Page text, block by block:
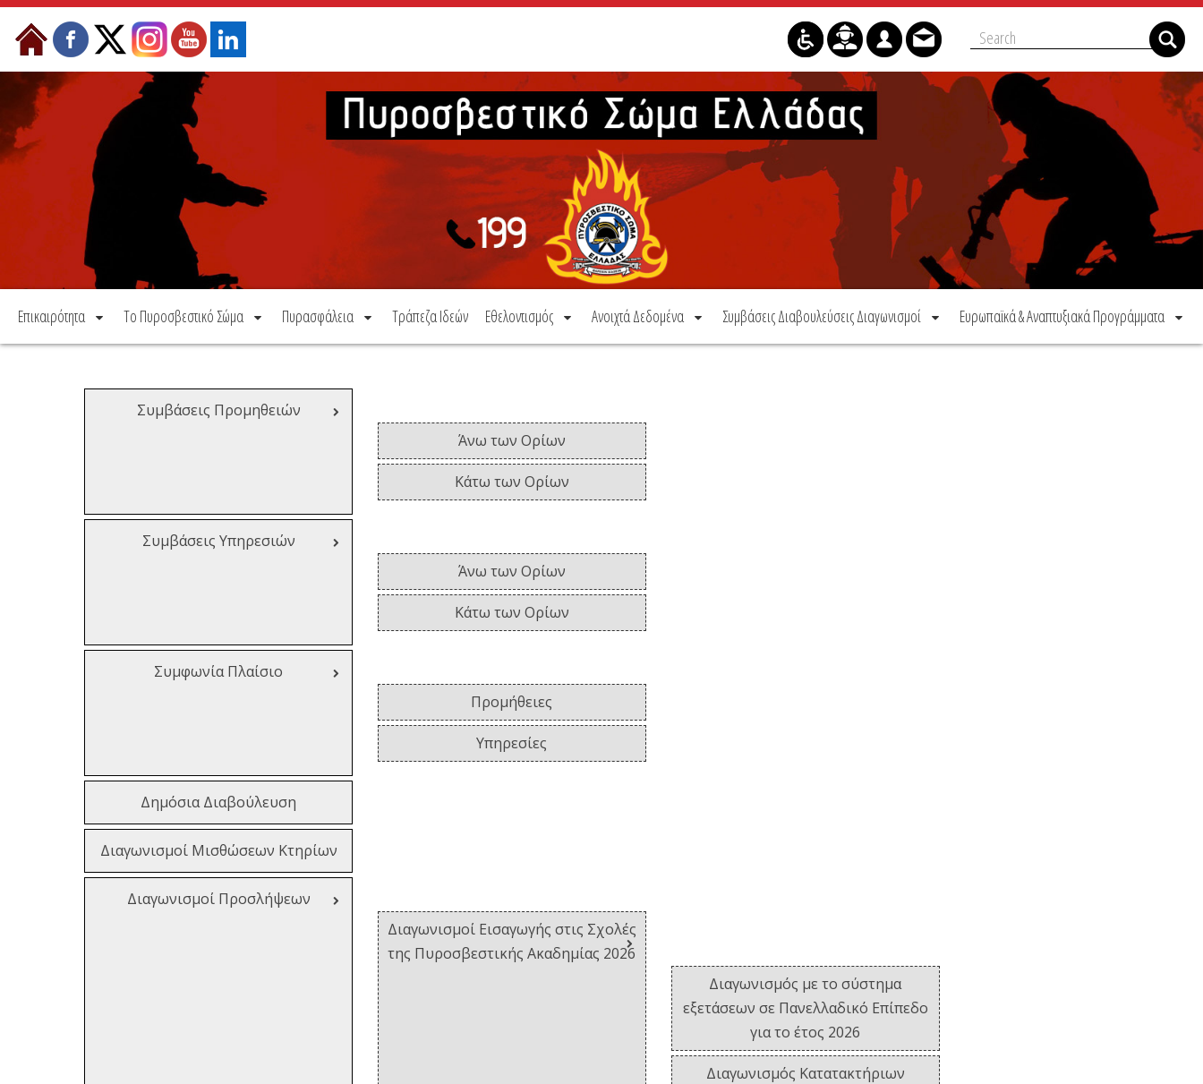
Μετάβαση στο περιεχόμενο
Επικαιρότητα Το Πυροσβεστικό Σώμα Πυρασφάλεια Τράπεζα Ιδεών Εθελοντισμός Ανοιχτά Δεδομένα Συμβάσεις Διαβουλεύσεις Διαγωνισμοί Ευρωπαϊκά & Αναπτυξιακά Προγράμματα
Συμβάσεις Προμηθειών
Άνω των Ορίων
Κάτω των Ορίων
Συμβάσεις Υπηρεσιών
Άνω των Ορίων
Κάτω των Ορίων
Συμφωνία Πλαίσιο
Προμήθειες
Υπηρεσίες
Δημόσια Διαβούλευση
Διαγωνισμοί Μισθώσεων Κτηρίων
Διαγωνισμοί Προσλήψεων
Διαγωνισμοί Εισαγωγής στις Σχολές
της Πυροσβεστικής Ακαδημίας 2026
Διαγωνισμός με το σύστημα
εξετάσεων σε Πανελλαδικό Επίπεδο
για το έτος 2026
Διαγωνισμός Κατατακτήριων